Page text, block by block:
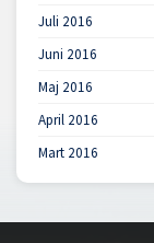
Juli 2016
Juni 2016
Maj 2016
April 2016
Mart 2016